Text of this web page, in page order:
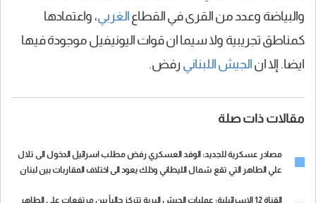
والبياضة وعدد من القرى في القطاع الغربي، واعتمادها
كمناطق تجريبية ولا سيما ان قوات اليونيفيل موجودة فيها
ايضا. إلا ان الجيش اللبناني رفض.
مقالات ذات صلة
مصادر عسكرية للجديد: الوفد العسكري رفض مطلب اسرائيل الدخول الى تلال
علي الطاهر التي تقع شمال الليطاني وذلك يعود الى اختلاف المقاربات بين لبنان
القناة 12 الإسرائيلية: عمليات الجيش البرية تتركز حالياً بين مرتفعات علي الطاهر